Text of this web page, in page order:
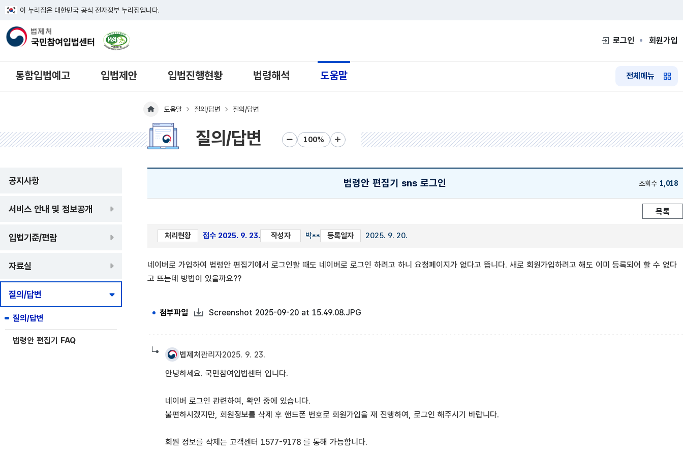
이 누리집은 대한민국 공식 전자정부 누리집입니다.
한국웹접근성인증평가원 웹접근성 사이트 새창열림으로 이동 로그인 회원가입
통합입법예고 입법제안 입법진행현황 법령해석 도움말 전체메뉴
공지사항
서비스 안내 및 정보공개
입법기준/편람
자료실
질의/답변
질의/답변
법령안 편집기 FAQ
메인페이지 이동
도움말 질의/답변 질의/답변
질의/답변 화면크기 축소화면크기 초기화
화면크기 확대
법령안 편집기 sns 로그인 조회수 1,018
목록
처리현황 접수 2025. 9. 23. 작성자 박** 등록일자 2025. 9. 20.
네이버로 가입하여 법령안 편집기에서 로그인할 때도 네이버로 로그인 하려고 하니 요청페이지가 없다고 뜹니다. 새로 회원가입하려고 해도 이미 등록되어 할 수 없다
고 뜨는데 방법이 있을까요??
첨부파일 첨부파일 설명글 :
Screenshot 2025-09-20 at 15.49.08.JPG
법제처관리자2025. 9. 23.
안녕하세요. 국민참여입법센터 입니다.
네이버 로그인 관련하여, 확인 중에 있습니다.
불편하시겠지만, 회원정보를 삭제 후 핸드폰 번호로 회원가입을 재 진행하여, 로그인 해주시기 바랍니다.
회원 정보를 삭제는 고객센터 1577-9178 를 통해 가능합니다.